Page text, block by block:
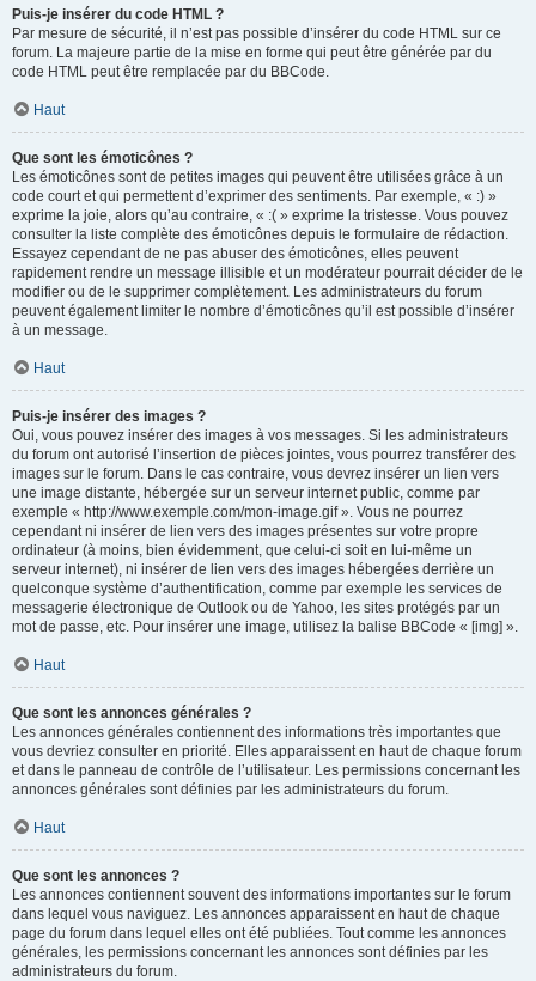
Puis-je insérer du code HTML ?
Par mesure de sécurité, il n’est pas possible d’insérer du code HTML sur ce
forum. La majeure partie de la mise en forme qui peut être générée par du
code HTML peut être remplacée par du BBCode.
Haut
Que sont les émoticônes ?
Les émoticônes sont de petites images qui peuvent être utilisées grâce à un
code court et qui permettent d’exprimer des sentiments. Par exemple, « :) »
exprime la joie, alors qu’au contraire, « :( » exprime la tristesse. Vous pouvez
consulter la liste complète des émoticônes depuis le formulaire de rédaction.
Essayez cependant de ne pas abuser des émoticônes, elles peuvent
rapidement rendre un message illisible et un modérateur pourrait décider de le
modifier ou de le supprimer complètement. Les administrateurs du forum
peuvent également limiter le nombre d’émoticônes qu’il est possible d’insérer
à un message.
Haut
Puis-je insérer des images ?
Oui, vous pouvez insérer des images à vos messages. Si les administrateurs
du forum ont autorisé l’insertion de pièces jointes, vous pourrez transférer des
images sur le forum. Dans le cas contraire, vous devrez insérer un lien vers
une image distante, hébergée sur un serveur internet public, comme par
exemple « http://www.exemple.com/mon-image.gif ». Vous ne pourrez
cependant ni insérer de lien vers des images présentes sur votre propre
ordinateur (à moins, bien évidemment, que celui-ci soit en lui-même un
serveur internet), ni insérer de lien vers des images hébergées derrière un
quelconque système d’authentification, comme par exemple les services de
messagerie électronique de Outlook ou de Yahoo, les sites protégés par un
mot de passe, etc. Pour insérer une image, utilisez la balise BBCode « [img] ».
Haut
Que sont les annonces générales ?
Les annonces générales contiennent des informations très importantes que
vous devriez consulter en priorité. Elles apparaissent en haut de chaque forum
et dans le panneau de contrôle de l’utilisateur. Les permissions concernant les
annonces générales sont définies par les administrateurs du forum.
Haut
Que sont les annonces ?
Les annonces contiennent souvent des informations importantes sur le forum
dans lequel vous naviguez. Les annonces apparaissent en haut de chaque
page du forum dans lequel elles ont été publiées. Tout comme les annonces
générales, les permissions concernant les annonces sont définies par les
administrateurs du forum.